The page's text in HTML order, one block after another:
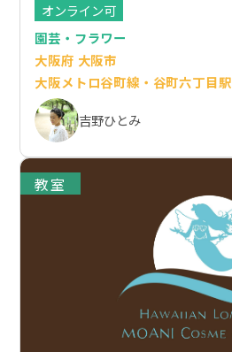
オンライン可
園芸・フラワー
大阪府 大阪市
大阪メトロ谷町線・谷町六丁目駅
吉野ひとみ
教室